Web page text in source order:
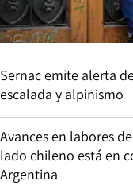
Sernac emite alerta
escalada y alpinismo
Avances en labores
lado chileno está en
Argentina